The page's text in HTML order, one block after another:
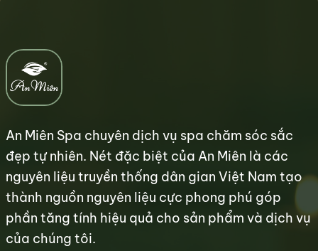
An Miên Spa chuyên dịch vụ spa chăm sóc sắc
đẹp tự nhiên. Nét đặc biệt của An Miên là các
nguyên liệu truyền thống dân gian Việt Nam tạo
thành nguồn nguyên liệu cực phong phú góp
phần tăng tính hiệu quả cho sản phẩm và dịch vụ
của chúng tôi.